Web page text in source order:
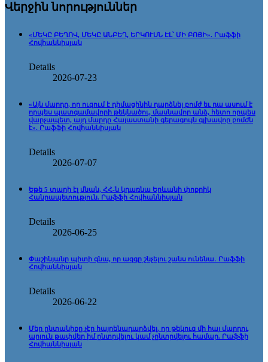
Վերջին նորություններ
«ՄԵԿԸ ԲԵՂՈՎ, ՄԵԿԸ ԱՆԲԵՂ, ԵՐԿՈՒՍՆ ԷԼ՝ ՄԻ ԲՈՅԻ». Րաֆֆի
Հովհաննիսյան
Details
2026-07-23
«Այն մարդը, որ ուզում է դիմացինին դարձնել բոմժ եւ դա ասում է
որպես պատգամավորի թեկնածու, մասնավոր անձ, հետո որպես
վարչապետ, այդ մարդը Հայաստանի գերագույն գլխավոր բոմժն
է». Րաֆֆի Հովհաննիսյան
Details
2026-07-07
Եթե 5 տարի էլ մնան, ՀՀ-ն կդառնա Երևանի փոքրիկ
Հանրապետություն. Րաֆֆի Հովհաննիսյան
Details
2026-06-25
Փաշինյանը պիտի գնա, որ ազգը շնչելու շանս ունենա․ Րաֆֆի
Հովհաննիսյան
Details
2026-06-22
Մեր ընտանիքը չէր հայրենադարձվել, որ թեկուզ մի հայ մարդու
արյուն թափվեր իմ ընտրվելու կամ չընտրվելու համար. Րաֆֆի
Հովհաննիսյան